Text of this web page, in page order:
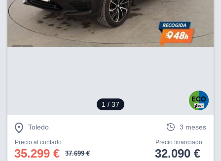
1 / 37
Toledo 3 meses
Precio al contado
35.299 € 37.699 €
Precio financiado
32.090 €